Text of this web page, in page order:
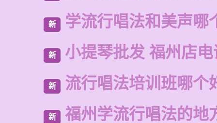
新 学流行唱法和美声哪
新 小提琴批发 福州店
新 流行唱法培训班哪个
新 福州学流行唱法的地